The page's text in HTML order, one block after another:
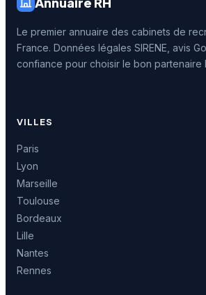
Le premier annuaire des cabinets de
France. Données légales SIRENE, avis
confiance pour choisir le bon partenaire
VILLES
Paris
Lyon
Marseille
Toulouse
Bordeaux
Lille
Nantes
Rennes